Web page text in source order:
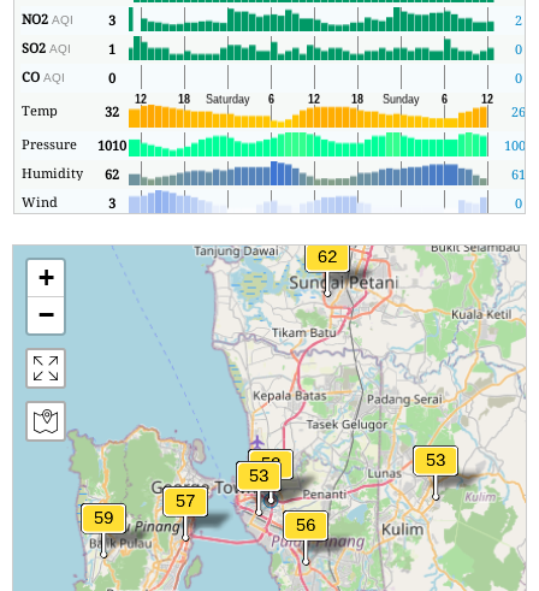
NO2AQI 3
2
SO2AQI 1
0
COAQI 0
0
Temp
32
26
Pressure
1010 1006
Humidity
62
61
Wind
3 0
+
−